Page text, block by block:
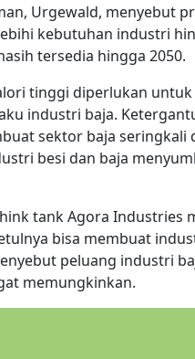
Urgewald, menyebut
kebutuhan industri
tersedia hingga 2050.
tinggi diperlukan
industri baja.
sektor baja seringkali
besi dan baja
tank Agora Industries
bisa membuat
peluang industri
memungkinkan.